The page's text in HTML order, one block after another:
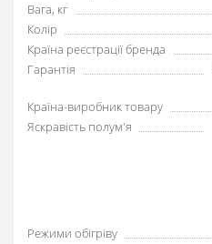
Вага, кг
Колір
Країна реєстрації бренда
Гарантія
Країна-виробник товару
Яскравість полум'я
Режими обігріву